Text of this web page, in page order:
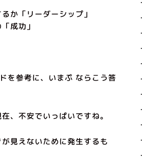
か「リーダーシップ」
成功」
を参考に、いまぷ ならこう答
、不安でいっぱいですね。
見えないために発生するも